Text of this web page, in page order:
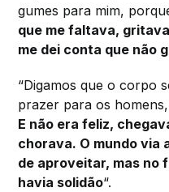
gumes para mim,
que me faltava,
me dei conta que não
“Digamos que o corpo
prazer para os
E não era feliz,
chorava. O mundo via
de aproveitar, mas no
havia solidão“.